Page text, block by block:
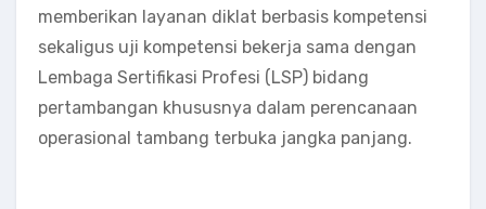
memberikan layanan diklat berbasis kompetensi
sekaligus uji kompetensi bekerja sama dengan
Lembaga Sertifikasi Profesi (LSP) bidang
pertambangan khususnya dalam perencanaan
operasional tambang terbuka jangka panjang.